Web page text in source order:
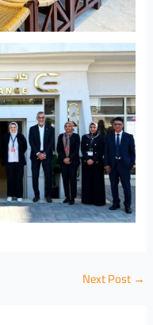
Next Post →